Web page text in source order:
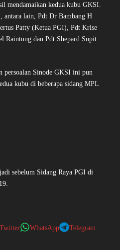
mendamaikan kedua kubu GKSI.
antara lain, Pdt Dr Bambang H
Patty (Ketua PGI), Pdt Krise
Raintung dan Pdt Shepard Supit
persoalan Sinode GKSI ini pun
kubu di beberapa sidang MPL
sebelum Sidang Raya PGI di
Twitter WhatsApp
Telegram